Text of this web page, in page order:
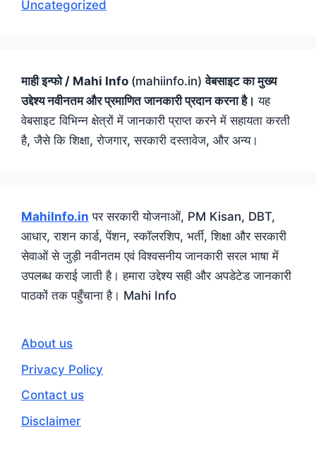
Uncategorized
माही इन्फो / Mahi Info (mahiinfo.in)वेबसाइट का मुख्य
उद्देश्य नवीनतम और प्रमाणित जानकारी प्रदान करना है। यह
वेबसाइट विभिन्न क्षेत्रों में जानकारी प्राप्त करने में सहायता करती
है, जैसे कि शिक्षा, रोजगार, सरकारी दस्तावेज, और अन्य।
MahiInfo.in पर सरकारी योजनाओं, PM Kisan, DBT,
आधार, राशन कार्ड, पेंशन, स्कॉलरशिप, भर्ती, शिक्षा और सरकारी
सेवाओं से जुड़ी नवीनतम एवं विश्वसनीय जानकारी सरल भाषा में
उपलब्ध कराई जाती है। हमारा उद्देश्य सही और अपडेटेड जानकारी
पाठकों तक पहुँचाना है। Mahi Info
About us
Privacy Policy
Contact us
Disclaimer